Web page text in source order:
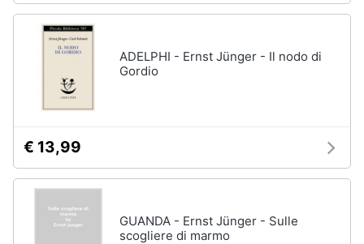
ADELPHI - Ernst Jünger - Il nodo di
Gordio
€ 13,99
GUANDA - Ernst Jünger - Sulle
scogliere di marmo